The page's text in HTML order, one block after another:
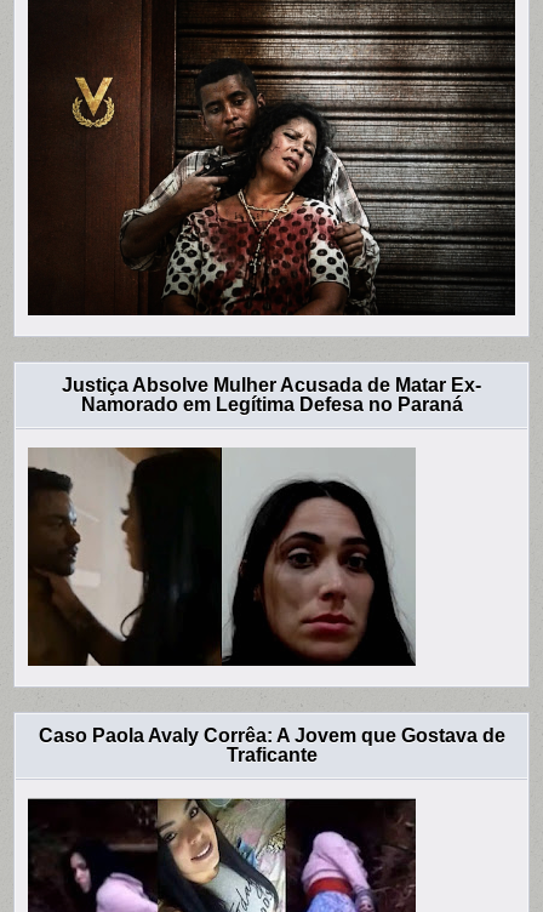
Justiça Absolve Mulher Acusada de Matar Ex-
Namorado em Legítima Defesa no Paraná
Caso Paola Avaly Corrêa: A Jovem que Gostava de
Traficante